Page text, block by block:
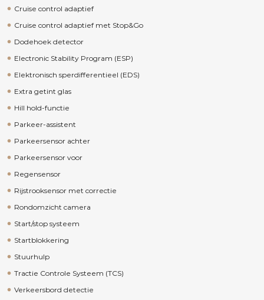
Cruise control adaptief
Cruise control adaptief met Stop&Go
Dodehoek detector
Electronic Stability Program (ESP)
Elektronisch sperdifferentieel (EDS)
Extra getint glas
Hill hold-functie
Parkeer-assistent
Parkeersensor achter
Parkeersensor voor
Regensensor
Rijstrooksensor met correctie
Rondomzicht camera
Start/stop systeem
Startblokkering
Stuurhulp
Tractie Controle Systeem (TCS)
Verkeersbord detectie